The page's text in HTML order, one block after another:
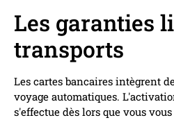
Les garanties
transports
Les cartes bancaires intègrent
voyage automatiques.
s'effectue dès lors que vous